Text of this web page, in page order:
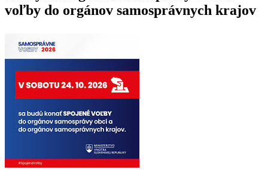
voľby do orgánov samosprávnych krajov